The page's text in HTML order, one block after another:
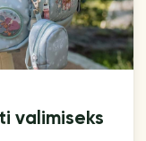
valimiseks